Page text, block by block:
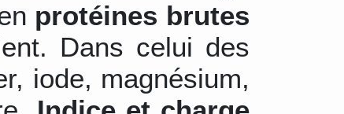
protéines brutes
Dans celui des
iode, magnésium,